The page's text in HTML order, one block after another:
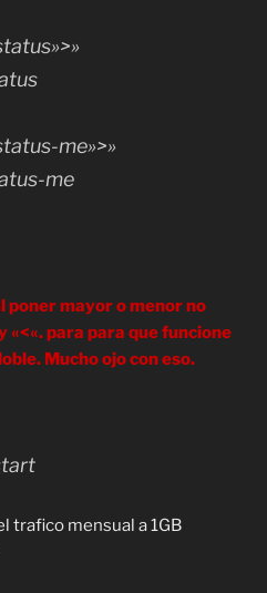
me»>»
me
poner mayor o menor no
«<«. para para que funcione
Mucho ojo con eso.
trafico mensual a 1GB